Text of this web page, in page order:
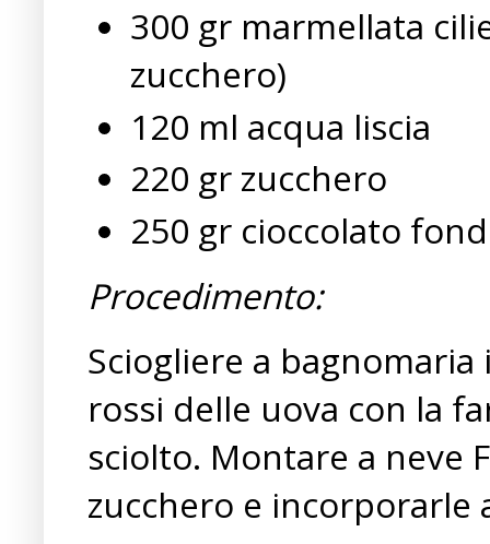
300 gr marmellata
zucchero)
120 ml acqua liscia
220 gr zucchero
250 gr cioccolato
Procedimento:
Sciogliere a
rossi delle uova con la
sciolto. Montare a neve
zucchero e incorporarle